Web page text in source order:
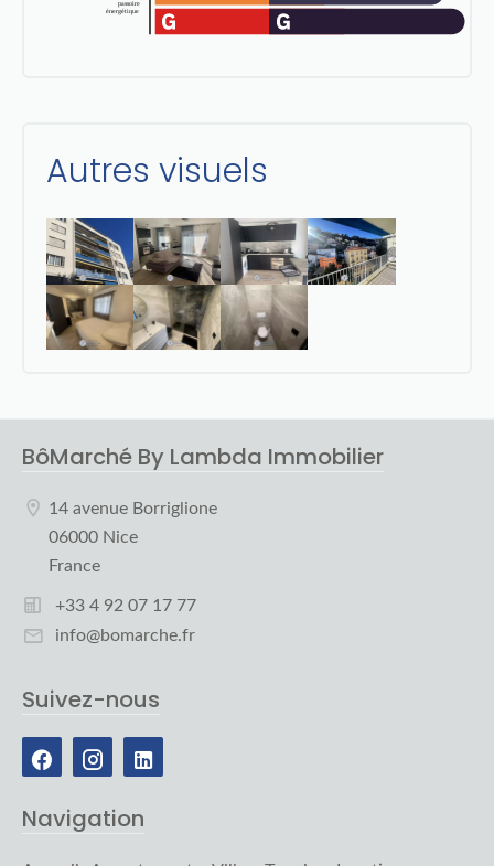
Autres visuels
BôMarché By Lambda Immobilier
14 avenue Borriglione
06000 Nice
France
+33 4 92 07 17 77
info@bomarche.fr
Suivez-nous
Navigation